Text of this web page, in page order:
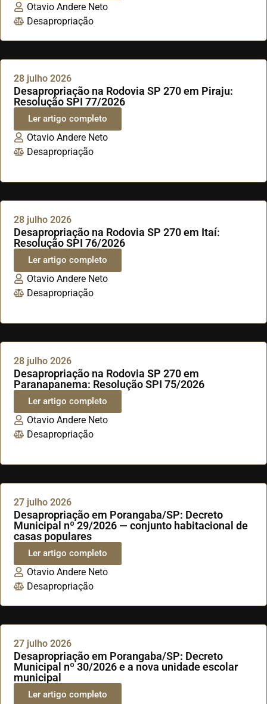
Otavio Andere Neto
Desapropriação
28 julho 2026
Desapropriação na Rodovia SP 270 em Piraju:
Resolução SPI 77/2026
Ler artigo completo
Otavio Andere Neto
Desapropriação
28 julho 2026
Desapropriação na Rodovia SP 270 em Itaí:
Resolução SPI 76/2026
Ler artigo completo
Otavio Andere Neto
Desapropriação
28 julho 2026
Desapropriação na Rodovia SP 270 em
Paranapanema: Resolução SPI 75/2026
Ler artigo completo
Otavio Andere Neto
Desapropriação
27 julho 2026
Desapropriação em Porangaba/SP: Decreto
Municipal nº 29/2026 — conjunto habitacional de
casas populares
Ler artigo completo
Otavio Andere Neto
Desapropriação
27 julho 2026
Desapropriação em Porangaba/SP: Decreto
Municipal nº 30/2026 e a nova unidade escolar
municipal
Ler artigo completo